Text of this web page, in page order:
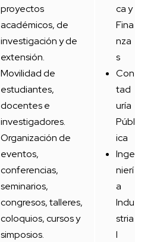
proyectos
académicos, de
investigación y de
extensión.
Movilidad de
estudiantes,
docentes e
investigadores.
Organización de
eventos,
conferencias,
seminarios,
congresos, talleres,
coloquios, cursos y
simposios.
ca y
Fina
nza
s
Con
tad
uría
Públ
ica
Inge
nierí
a
Indu
stria
l